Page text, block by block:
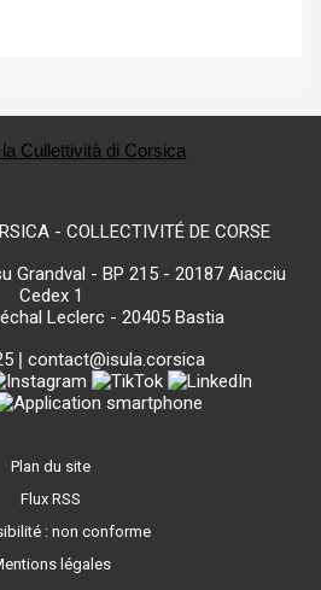
- COLLECTIVITÉ DE CORSE
Grandval - BP 215 - 20187 Aiacciu
Cedex 1
Leclerc - 20405 Bastia
| contact@isula.corsica
Plan du site
Flux RSS
: non conforme
légales